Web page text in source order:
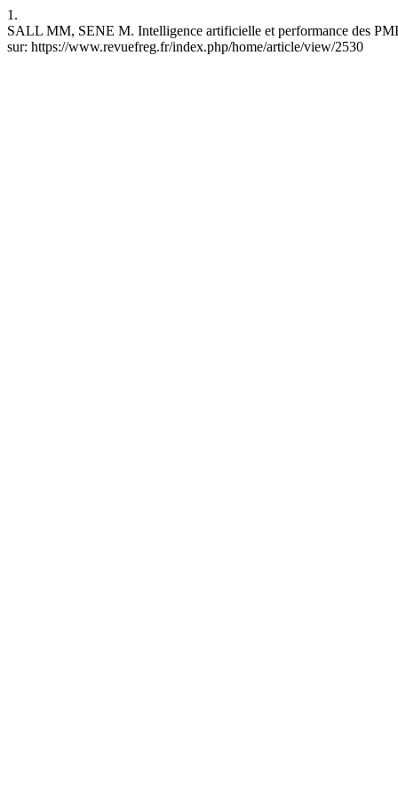
1.
SALL MM, SENE M. Intelligence artificielle et performance des
sur: https://www.revuefreg.fr/index.php/home/article/view/2530